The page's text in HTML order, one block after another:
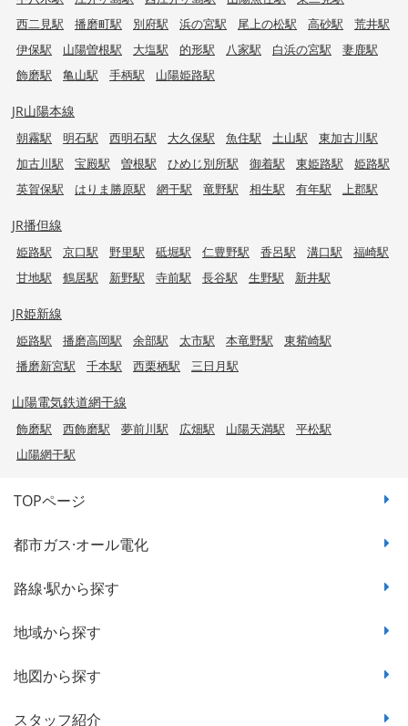
西二見駅
播磨町駅 別府駅 浜の宮駅 尾上の松駅 高砂駅
荒井駅
伊保駅
山陽曽根駅 大塩駅 的形駅 八家駅 白浜の宮駅
妻鹿駅
飾磨駅
亀山駅 手柄駅 山陽姫路駅
JR山陽本線
朝霧駅 明石駅 西明石駅 大久保駅 魚住駅 土山駅
東加古川駅
加古川駅
宝殿駅 曽根駅 ひめじ別所駅 御着駅 東姫路駅
姫路駅
英賀保駅
はりま勝原駅 網干駅 竜野駅 相生駅 有年駅 上郡駅
JR播但線
姫路駅 京口駅 野里駅 砥堀駅 仁豊野駅 香呂駅 溝口駅
福崎駅
甘地駅
鶴居駅 新野駅 寺前駅 長谷駅 生野駅 新井駅
JR姫新線
姫路駅 播磨高岡駅 余部駅 太市駅 本竜野駅
東觜崎駅
播磨新宮駅
千本駅 西栗栖駅 三日月駅
山陽電気鉄道網干線
飾磨駅 西飾磨駅 夢前川駅 広畑駅 山陽天満駅
平松駅
山陽網干駅
TOPページ
都市ガス·オール電化
路線·駅から探す
地域から探す
地図から探す
スタッフ紹介